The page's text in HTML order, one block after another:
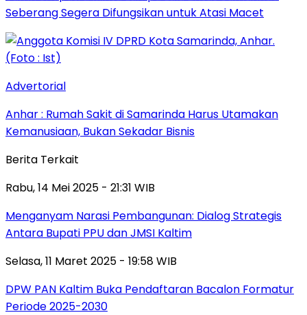
Seberang Segera Difungsikan untuk Atasi Macet
Advertorial
Anhar : Rumah Sakit di Samarinda Harus Utamakan
Kemanusiaan, Bukan Sekadar Bisnis
Berita Terkait
Rabu, 14 Mei 2025 - 21:31 WIB
Menganyam Narasi Pembangunan: Dialog Strategis
Antara Bupati PPU dan JMSI Kaltim
Selasa, 11 Maret 2025 - 19:58 WIB
DPW PAN Kaltim Buka Pendaftaran Bacalon Formatur
Periode 2025-2030